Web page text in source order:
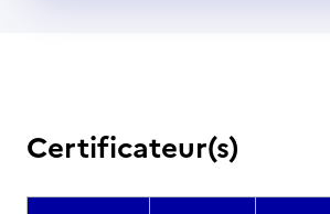
Certificateur(s)